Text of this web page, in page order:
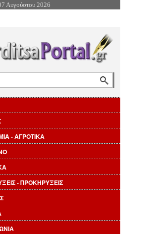
Επιστροφή στην Πλοήγηση
Αυγούστου 2026
- ΑΓΡΟΤΙΚΑ
- ΠΡΟΚΗΡΥΞΕΙΣ